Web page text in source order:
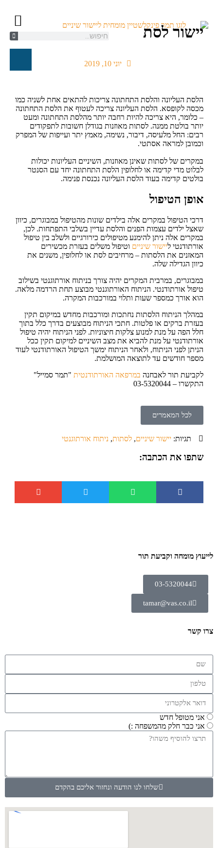
יישור לסת
יוני 10, 2019
הלסת העליונה והלסת התחתונה צריכות להתאים אחת לשניה כמו
מכסה לקופסא. הלסת העליונה צריכה לעטוף את הלסת התחתונה
– כלומר, היא צריכה להיות רחבה יותר מהלסת התחתונה ומעט
יותר בולטת ממנה. לסתות מאוזנות בגודלן חשובות לתפקודים
רבים: החל מלעיסה, דיבור, נשימה, מאמץ יתר ועייפות של המפרק
וכמובן למראה אסתטי.
במקרים של לסתות שאינן מאוזנות, השיניים העליונות יכולות
לבלוט מדי קדימה או לחלופין הלסת התחתונה יחד עם הסנטר
בולטים קדימה בעוד הלסת העליונה נכנסת פנימה.
אופן הטיפול
דרכי הטיפול במקרים אלה בילדים שונות מהטיפול במבוגרים, כיוון
שאצל ילדים עצמות הפנים והלסת עדיין בשלבי התפתחות. לכן,
במקרים אלה ניתן להימנע מטיפולים כירורגיים ולשלב בין טיפול
אורתודנטי ליישור שיניים וטיפול משלים בעזרת מכשירים
המאזנים את הלסתות – מרחיבים לסת או לחלופין, משנים את
כיוון הגדילה שלה.
במבוגרים, במרבית המקרים יהיה צורך בניתוח אורתוגנטי בשילוב
טיפול אורתודנטי. הניתוח האורתוגנטי מבוצע תחת הרדמה מלאה.
הוא אורך כמספר שעות ותלוי במורכבות המקרה.
במהלך הניתוח הלסתות נחתכות ומורכבות מחדש במיקום תקין
בעזרת ברקים או פלטות. חתכי הניתוח מבוצעים בדרך כלל בתוך
חלל הפה על מנת למנוע צלקות חיצוניות. לפני הניתוח יהיה טיפול
אורתודנטי על מנת להביא את מצב השיניים למיקום תקין ככל
הניתן לפני הניתוח, ולאחר הניתוח ימשך הטיפול האורתודנטי לעוד
מספר חודשים עד לתוצאה המושלמת.
לקביעת תור לאבחנה במרפאה האורתודנטית "תמר סמייל"
התקשרו – 03-5320044
לכל המאמרים
תגיות: יישור שיניים, לסתות, ניתוח אורתוגנטי
שתפו את הכתבה:
לייעוץ מומחה וקביעת תור
03-5320044
tamar@vas.co.il
צרו קשר
אני מטופל חדש
אני כבר חלק מהמשפחה :)
שלחו לנו הודעה ונחזור אליכם בהקדם